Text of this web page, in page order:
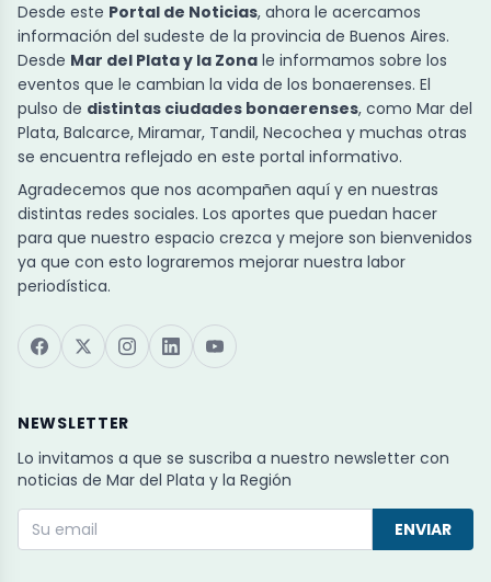
Desde este Portal de Noticias, ahora le acercamos
información del sudeste de la provincia de Buenos Aires.
Desde Mar del Plata y la Zona le informamos sobre los
eventos que le cambian la vida de los bonaerenses. El
pulso de distintas ciudades bonaerenses, como Mar del
Plata, Balcarce, Miramar, Tandil, Necochea y muchas otras
se encuentra reflejado en este portal informativo.
Agradecemos que nos acompañen aquí y en nuestras
distintas redes sociales. Los aportes que puedan hacer
para que nuestro espacio crezca y mejore son bienvenidos
ya que con esto lograremos mejorar nuestra labor
periodística.
NEWSLETTER
Lo invitamos a que se suscriba a nuestro newsletter con
noticias de Mar del Plata y la Región
ENVIAR